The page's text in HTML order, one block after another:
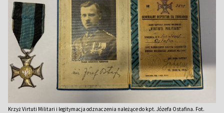
Krzyż Virtuti Militari i legitymacja odznaczenia należące do kpt. Józefa Ostafina. Fot.